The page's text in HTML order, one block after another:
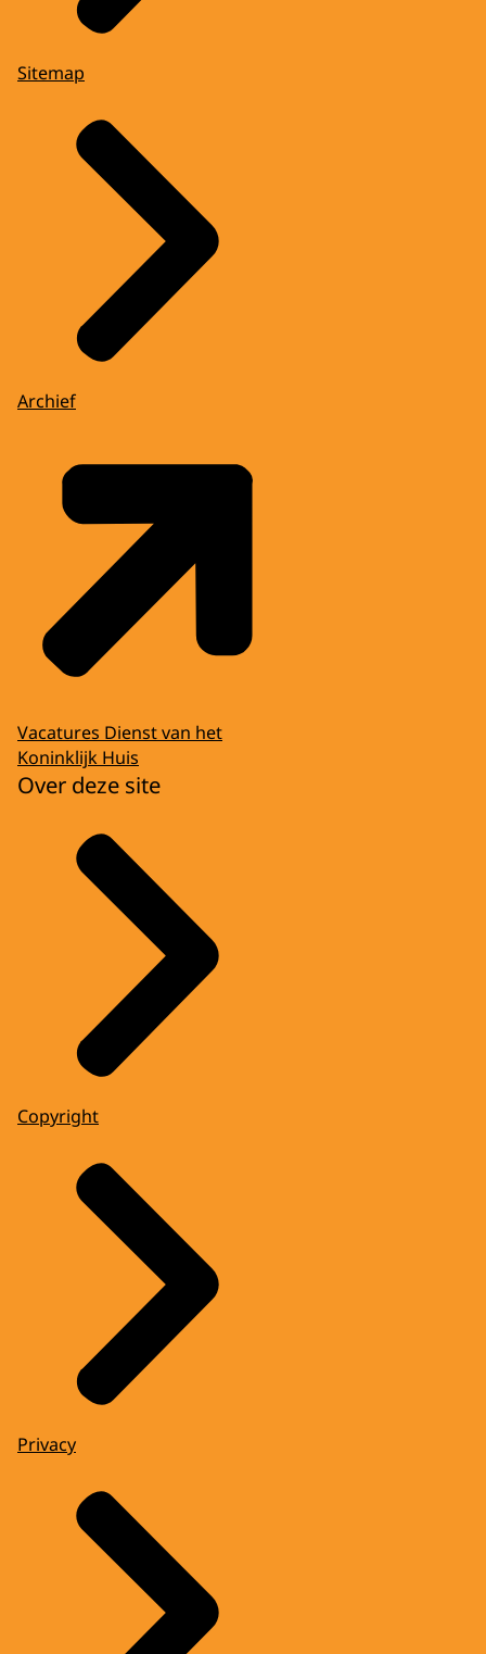
Sitemap
Archief
Vacatures Dienst van het
Koninklijk Huis
Over deze site
Copyright
Privacy